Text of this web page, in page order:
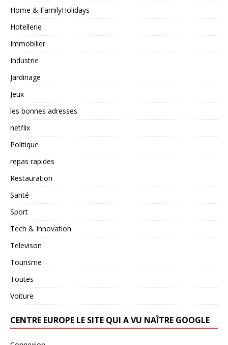
Home & FamilyHolidays
Hotellerie
Immobilier
Industrie
Jardinage
Jeux
les bonnes adresses
netflix
Politique
repas rapides
Restauration
Santé
Sport
Tech & Innovation
Televison
Tourisme
Toutes
Voiture
CENTRE EUROPE LE SITE QUI A VU NAÎTRE GOOGLE